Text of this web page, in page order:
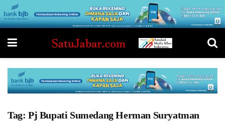
Tag: Pj Bupati Sumedang Herman Suryatman